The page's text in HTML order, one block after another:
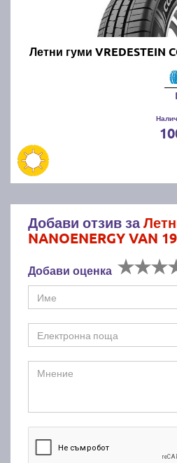
Летни гуми VREDESTEIN
Добави отзив за
NANOENERGY VAN
Добави оценка